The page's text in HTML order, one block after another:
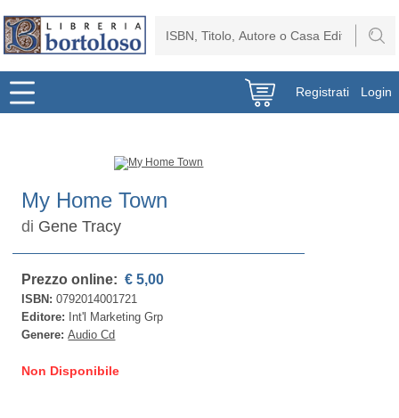
Registrati Login
My Home Town
di Gene Tracy
Prezzo online: € 5,00
ISBN:0792014001721
Editore:
Int'l Marketing Grp
Genere:Audio Cd
Non Disponibile